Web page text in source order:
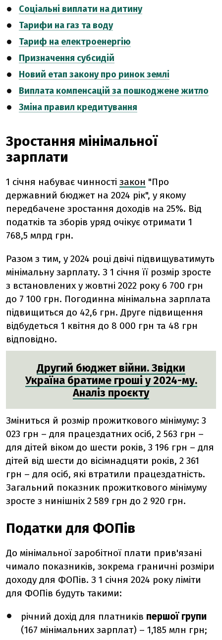
Соціальні виплати на дитину
Тарифи на газ та воду
Тариф на електроенергію
Призначення субсидій
Новий етап закону про ринок землі
Виплата компенсацій за пошкоджене житло
Зміна правил кредитування
Зростання мінімальної
зарплати
1 січня набуває чинності закон "Про
державний бюджет на 2024 рік", у якому
передбачене зростання доходів на 25%. Від
податків та зборів уряд очікує отримати 1
768,5 млрд грн.
Разом з тим, у 2024 році двічі підвищуватимуть
мінімальну зарплату. З 1 січня її розмір зросте
з встановлених у жовтні 2022 року 6 700 грн
до 7 100 грн. Погодинна мінімальна зарплата
підвищиться до 42,6 грн. Друге підвищення
відбудеться 1 квітня до 8 000 грн та 48 грн
відповідно.
Другий бюджет війни. Звідки
Україна братиме гроші у 2024-му.
Аналіз проєкту
Зміниться й розмір прожиткового мінімуму: 3
023 грн – для працездатних осіб, 2 563 грн –
для дітей віком до шести років, 3 196 грн – для
дітей від шести до вісімнадцяти років, 2 361
грн – для осіб, які втратили працездатність.
Загальний показник прожиткового мінімуму
зросте з нинішніх 2 589 грн до 2 920 грн.
Податки для ФОПів
До мінімальної заробітної плати прив'язані
чимало показників, зокрема граничні розміри
доходу для ФОПів. З 1 січня 2024 року ліміти
для ФОПів будуть такими:
річний дохід для платників першої групи
(167 мінімальних зарплат) – 1,185 млн грн;